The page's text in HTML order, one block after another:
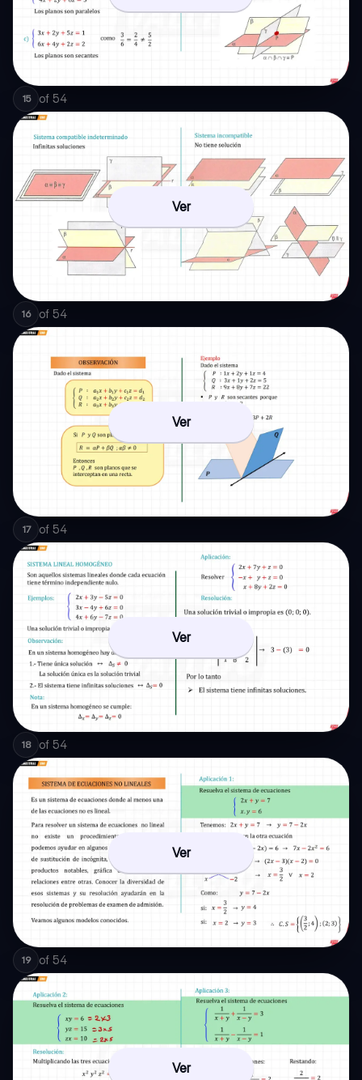
15 of 54
Ver
16 of 54
Ver
17 of 54
Ver
18 of 54
Ver
19 of 54
Ver